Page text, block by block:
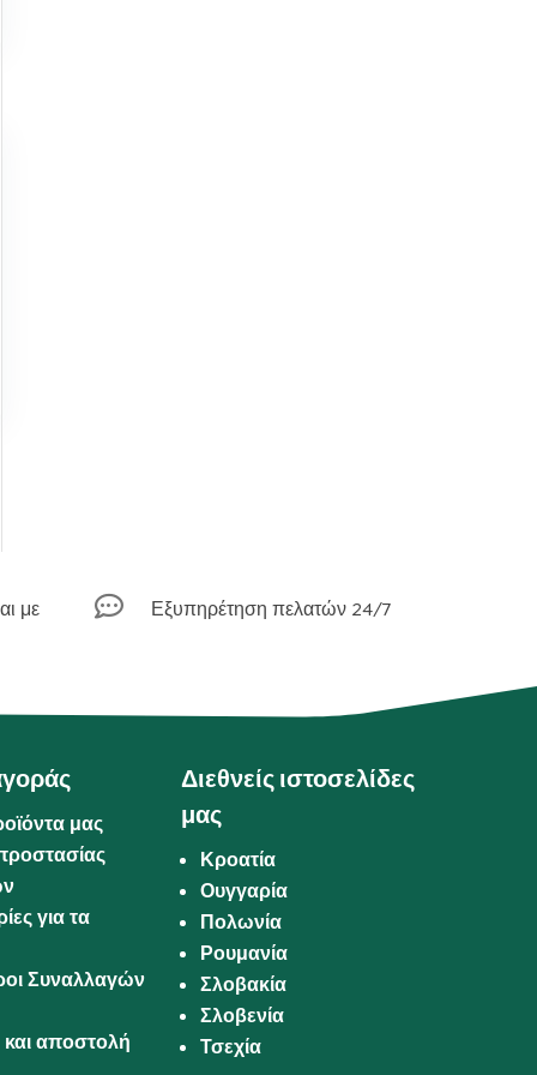
με  Εξυπηρέτηση πελατών 24/7
μας
για τα
Συναλλαγών
αποστολή
Διεθνείς ιστοσελίδες
μας
Κροατία
Ουγγαρία
Πολωνία
Ρουμανία
Σλοβακία
Σλοβενία
Τσεχία